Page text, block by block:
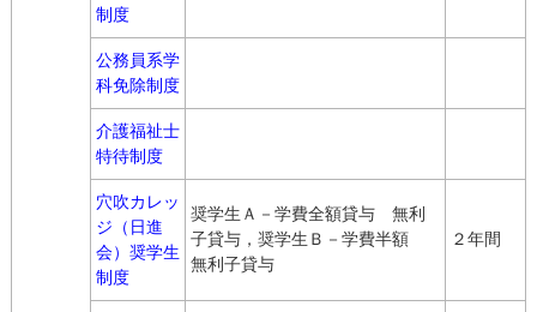
制度
公務員系学
科免除制度
介護福祉士
特待制度
穴吹カレッ
ジ（日進
会）奨学生
制度
奨学生Ａ－学費全額貸与 無利
子貸与，奨学生Ｂ－学費半額
無利子貸与
２年間